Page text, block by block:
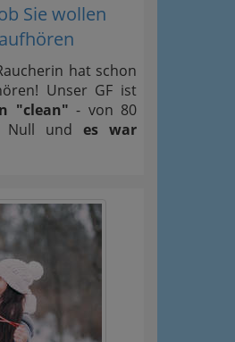
Sie wollen
hat schon
Unser GF ist
"clean" - von 80
Null undes war